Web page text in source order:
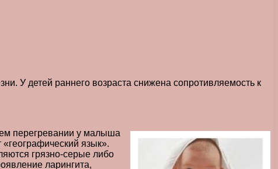
У детей раннего возраста снижена сопротивляемость к
перегревании у малыша
язык».
грязно-серые либо
ларингита,